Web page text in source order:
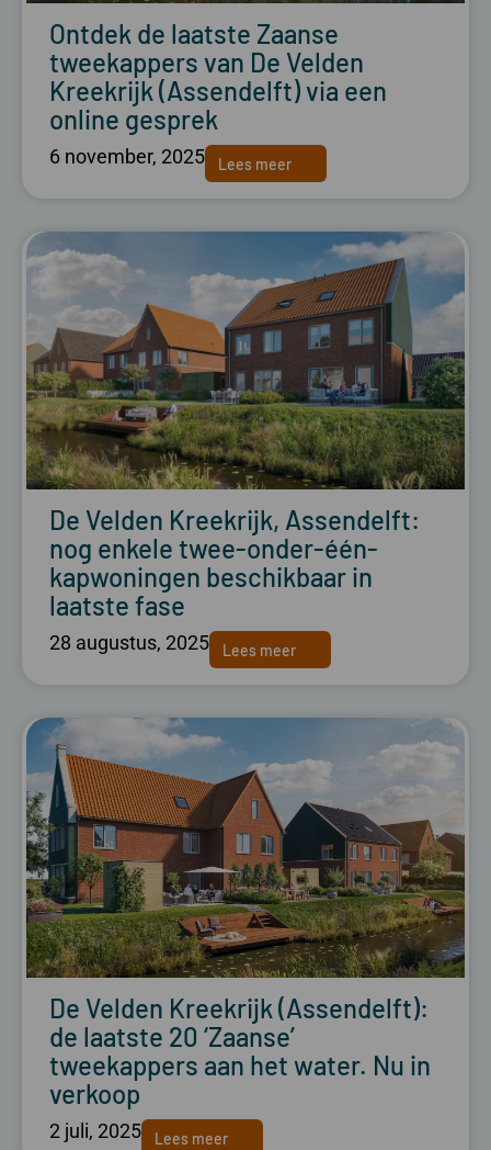
Ontdek de laatste Zaanse
tweekappers van De Velden
Kreekrijk (Assendelft) via een
online gesprek
6 november, 2025 Lees meer
De Velden Kreekrijk, Assendelft:
nog enkele twee-onder-één-
kapwoningen beschikbaar in
laatste fase
28 augustus, 2025 Lees meer
De Velden Kreekrijk (Assendelft):
de laatste 20 ‘Zaanse’
tweekappers aan het water. Nu in
verkoop
2 juli, 2025 Lees meer